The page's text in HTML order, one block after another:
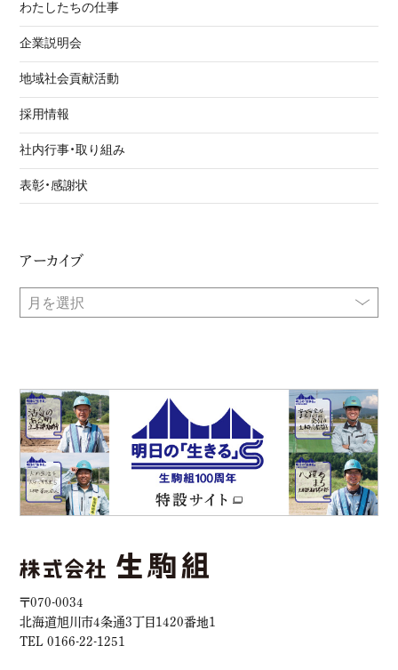
わたしたちの仕事
企業説明会
地域社会貢献活動
採用情報
社内行事・取り組み
表彰・感謝状
アーカイブ
〒070-0034
北海道旭川市4条通3丁目1420番地1
TEL 0166-22-1251